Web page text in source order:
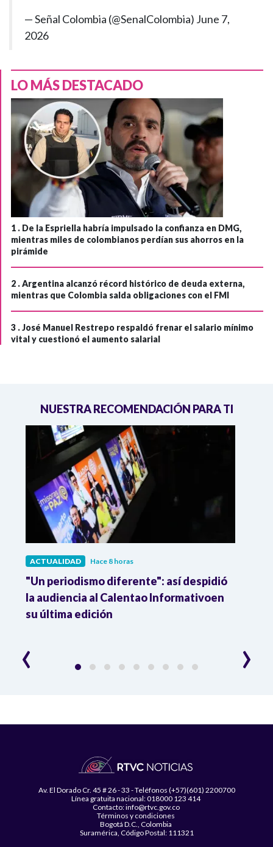
— Señal Colombia (@SenalColombia) June 7,
2026
LO MÁS DESTACADO
1 . De la Espriella habría impulsado la confianza en DMG,
mientras miles de colombianos perdían sus ahorros en la
pirámide
2 .Argentina alcanzó récord histórico de deuda externa,
mientras que Colombia salda obligaciones con el FMI
3 .José Manuel Restrepo respaldó frenar el salario mínimo
vital y cuestionó el aumento salarial
NUESTRA RECOMENDACIÓN PARA TI
ACTUALIDAD Hace 8 horas
"Un periodismo diferente": así despidió
la audiencia al Calentao Informativoen
su última edición
‹ ›
Av. El Dorado Cr. 45 # 26 - 33 - Teléfonos (+57)(601) 2200700
Línea gratuita nacional: 018000 123 414
Contacto: info@rtvc.gov.co
Términos y condiciones
Bogotá D.C., Colombia
Suramérica, Código Postal: 111321